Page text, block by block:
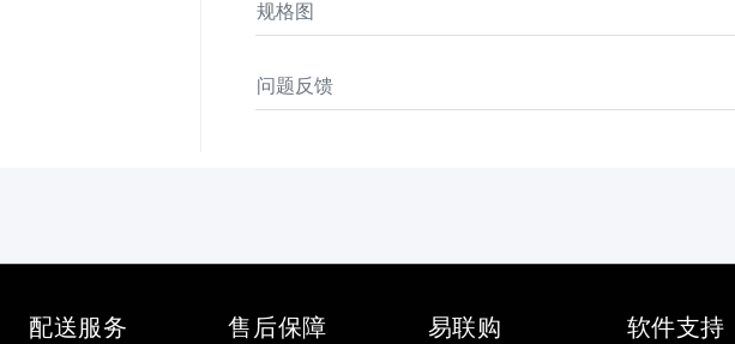
规格图
问题反馈
配送服务 售后保障 易联购 软件支持